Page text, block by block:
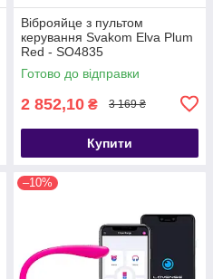
Віброяйце з пультом
керування Svakom Elva Plum
Red - SO4835
Готово до відправки
2 852,10 ₴ 3 169 ₴
Купити
–10%